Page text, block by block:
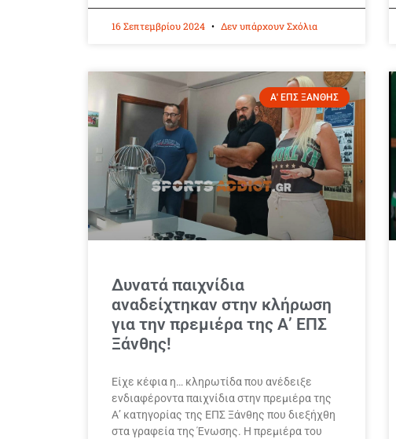
16 Σεπτεμβρίου 2024 Δεν υπάρχουν Σχόλια
Α' ΕΠΣ ΞΑΝΘΗΣ
Δυνατά παιχνίδια
αναδείχτηκαν στην κλήρωση
για την πρεμιέρα της Α’ ΕΠΣ
Ξάνθης!
Είχε κέφια η… κληρωτίδα που ανέδειξε
ενδιαφέροντα παιχνίδια στην πρεμιέρα της
Α’ κατηγορίας της ΕΠΣ Ξάνθης που διεξήχθη
στα γραφεία της Ένωσης. Η πρεμιέρα του